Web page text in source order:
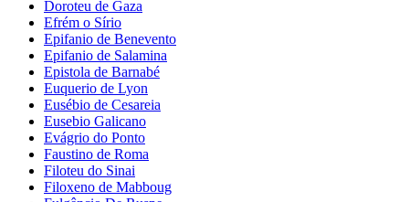
Doroteu de Gaza
Efrém o Sírio
Epifanio de Benevento
Epifanio de Salamina
Epistola de Barnabé
Euquerio de Lyon
Eusébio de Cesareia
Eusebio Galicano
Evágrio do Ponto
Faustino de Roma
Filoteu do Sinai
Filoxeno de Mabboug